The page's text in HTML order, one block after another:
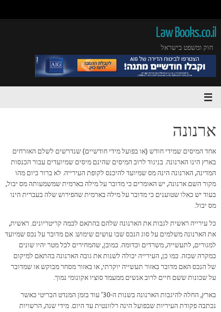
Law Books.co.il
חוק ומשפט בישראל
ארנונה
אחד המיסים שמידי חודש (או בפועל מידי חודשיים) שנדרשים לשלם האזרחים
בארץ הינו הארנונה. בניגוד לרוב המיסים שהינם מיסים שמיועדים עבור הכנסות
המדינה, הארנונה הינה מס שמיועד להיכנס לקופת העירייה. לא ברור כיום מהו
מקור השם ארנונה, יש האומרים כי מדובר על מילה בארמית שמשמעותה מס יבול,
בעוד יש כאלו שטוענים כי מדובר על מילה בארמית שהפירוש שלה בעברית הינו
מס יבול.
כל עירייה ראשית לגבות את הארנונה שלהם בהתאם לכמה קריטריונים. ראשית,
את הארנונה משלמים על סוג הנכס שבו עושים שימוש: אם מדובר על נכס שמיועד
למגורים, לתעשייה, משרדים וכדומה. כמובן, שהמחירים לכל מטר יהיו שונים
במקרה שכזה. כמו כן, העירייה יכולה לשנות את גובה הארנונה בהתאם למיקום
של הנכס האם מדובר באזור תעשייה יוקרתי, או באזור מסחר מבוקש או שמדובר
על שכונות ששם חיים לרוב אנשים ממעמד סוציו אקונומי נמוך.
בארץ, החלה להיגבות הארנונה בשנות ה-30' עוד בזמן המנדט הבריטי כאשר
נכתבה פקודת העיריות שבפועל הינה רלוונטית עד היום. מידי שנה, הרשויות